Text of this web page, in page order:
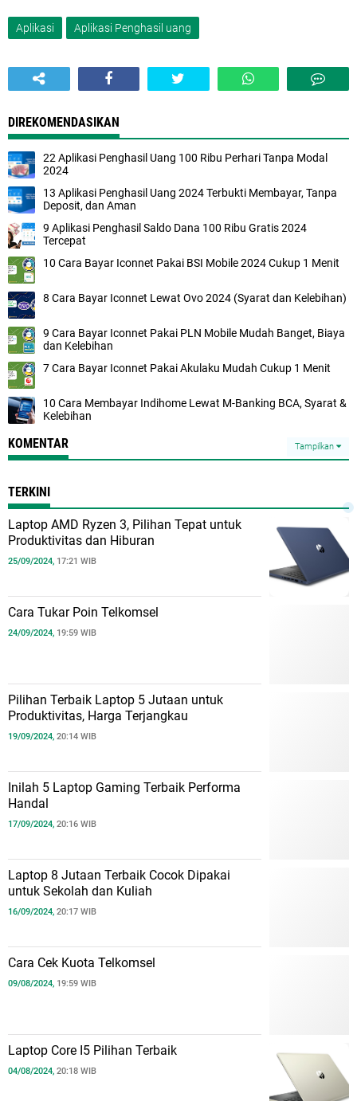
Aplikasi Aplikasi Penghasil uang
DIREKOMENDASIKAN
22 Aplikasi Penghasil Uang 100 Ribu Perhari Tanpa Modal
2024
13 Aplikasi Penghasil Uang 2024 Terbukti Membayar, Tanpa
Deposit, dan Aman
9 Aplikasi Penghasil Saldo Dana 100 Ribu Gratis 2024
Tercepat
10 Cara Bayar Iconnet Pakai BSI Mobile 2024 Cukup 1 Menit
8 Cara Bayar Iconnet Lewat Ovo 2024 (Syarat dan Kelebihan)
9 Cara Bayar Iconnet Pakai PLN Mobile Mudah Banget, Biaya
dan Kelebihan
7 Cara Bayar Iconnet Pakai Akulaku Mudah Cukup 1 Menit
10 Cara Membayar Indihome Lewat M-Banking BCA, Syarat &
Kelebihan
KOMENTAR Tampilkan
TERKINI
Laptop AMD Ryzen 3, Pilihan Tepat untuk
Produktivitas dan Hiburan
25/09/2024, 17:21 WIB
Cara Tukar Poin Telkomsel
24/09/2024, 19:59 WIB
Pilihan Terbaik Laptop 5 Jutaan untuk
Produktivitas, Harga Terjangkau
19/09/2024, 20:14 WIB
Inilah 5 Laptop Gaming Terbaik Performa
Handal
17/09/2024, 20:16 WIB
Laptop 8 Jutaan Terbaik Cocok Dipakai
untuk Sekolah dan Kuliah
16/09/2024, 20:17 WIB
Cara Cek Kuota Telkomsel
09/08/2024, 19:59 WIB
Laptop Core I5 Pilihan Terbaik
04/08/2024, 20:18 WIB